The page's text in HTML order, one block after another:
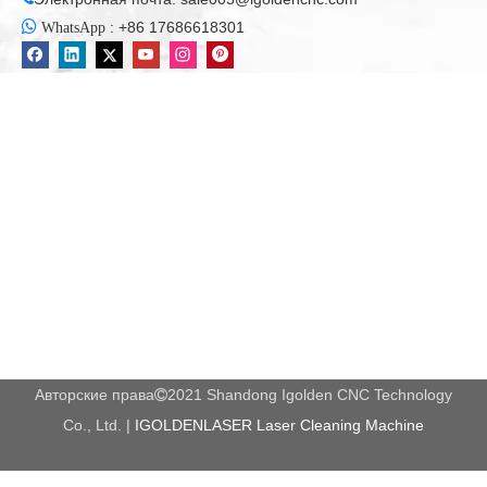
другие металлические и сплава, а также купер-латунь, купер-
титановый, никель-купер, купер-титановый и многие другие
гетерогенные металлы.
Параметры машины
Технический индекс Технические характеристики
 WhatsApp : +86 17686618301
Авторские права2021 Shandong Igolden CNC Technology
Co., Ltd. | IGOLDENLASER Laser Cleaning Machine